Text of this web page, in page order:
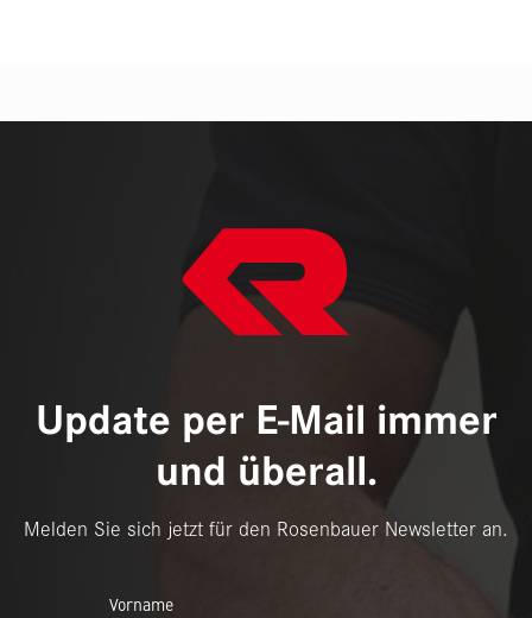
Update per E-Mail immer
und überall.
Melden Sie sich jetzt für den Rosenbauer Newsletter an.
Vorname